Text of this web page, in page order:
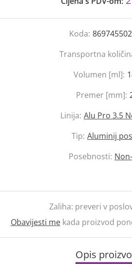
Koda:
Transportna
Volumen [ml]:
Premer [mm]:
Linija: Alu Pro 3.5
Tip: Aluminij
Posebnosti:
Zaliha: preveri v
Obavijesti mekada proizvod
Opis